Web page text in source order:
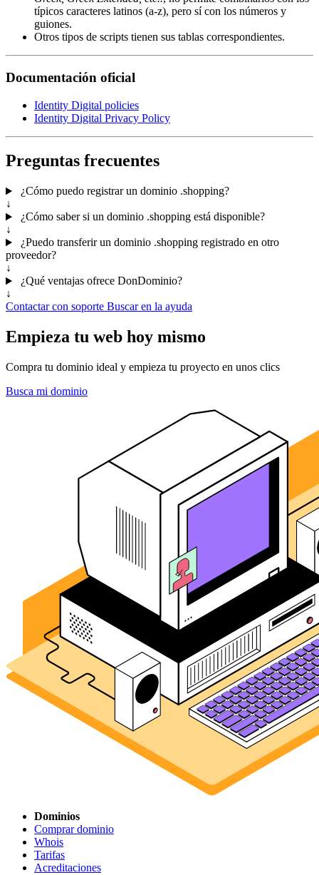
típicos caracteres latinos (a-z), pero sí con los números y
guiones.
Otros tipos de scripts tienen sus tablas correspondientes.
Documentación oficial
Identity Digital policies
Identity Digital Privacy Policy
Preguntas frecuentes
¿Cómo puedo registrar un dominio .shopping?
↓
¿Cómo saber si un dominio .shopping está disponible?
↓
¿Puedo transferir un dominio .shopping registrado en otro
proveedor?
↓
¿Qué ventajas ofrece DonDominio?
↓
Contactar con soporte Buscar en la ayuda
Empieza tu web hoy mismo
Compra tu dominio ideal y empieza tu proyecto en unos clics
Busca mi dominio
Dominios
Comprar dominio
Whois
Tarifas
Acreditaciones